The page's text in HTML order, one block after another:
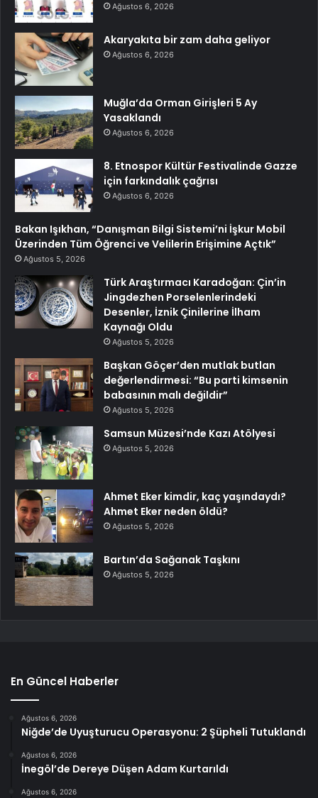
Ağustos 6, 2026
Akaryakıta bir zam daha geliyor
Ağustos 6, 2026
Muğla’da Orman Girişleri 5 Ay
Yasaklandı
Ağustos 6, 2026
8. Etnospor Kültür Festivalinde Gazze
için farkındalık çağrısı
Ağustos 6, 2026
Bakan Işıkhan, “Danışman Bilgi Sistemi’ni İşkur Mobil
Üzerinden Tüm Öğrenci ve Velilerin Erişimine Açtık”
Ağustos 5, 2026
Türk Araştırmacı Karadoğan: Çin’in
Jingdezhen Porselenlerindeki
Desenler, İznik Çinilerine İlham
Kaynağı Oldu
Ağustos 5, 2026
Başkan Göçer’den mutlak butlan
değerlendirmesi: “Bu parti kimsenin
babasının malı değildir”
Ağustos 5, 2026
Samsun Müzesi’nde Kazı Atölyesi
Ağustos 5, 2026
Ahmet Eker kimdir, kaç yaşındaydı?
Ahmet Eker neden öldü?
Ağustos 5, 2026
Bartın’da Sağanak Taşkını
Ağustos 5, 2026
En Güncel Haberler
Ağustos 6, 2026
Niğde’de Uyuşturucu Operasyonu: 2 Şüpheli Tutuklandı
Ağustos 6, 2026
İnegöl’de Dereye Düşen Adam Kurtarıldı
Ağustos 6, 2026